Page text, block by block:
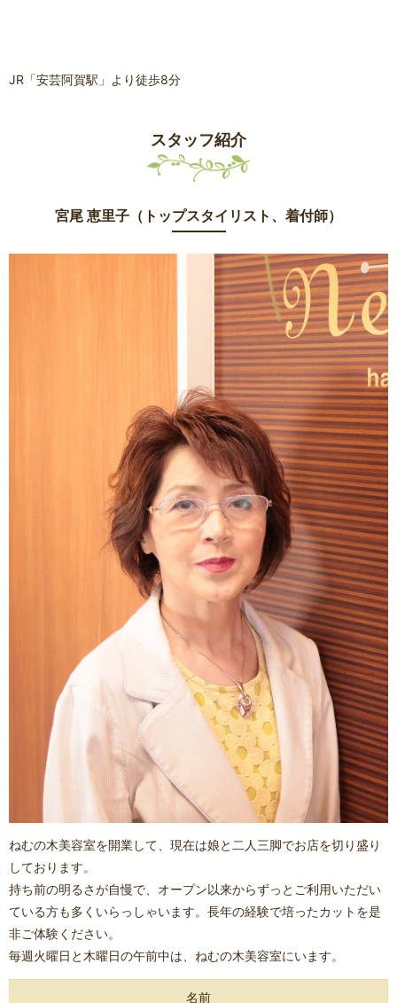
JR「安芸阿賀駅」より徒歩8分
スタッフ紹介
宮尾 恵里子（トップスタイリスト、着付師）
ねむの木美容室を開業して、現在は娘と二人三脚でお店を切り盛り
しております。
持ち前の明るさが自慢で、オープン以来からずっとご利用いただい
ている方も多くいらっしゃいます。長年の経験で培ったカットを是
非ご体験ください。
毎週火曜日と木曜日の午前中は、ねむの木美容室にいます。
名前